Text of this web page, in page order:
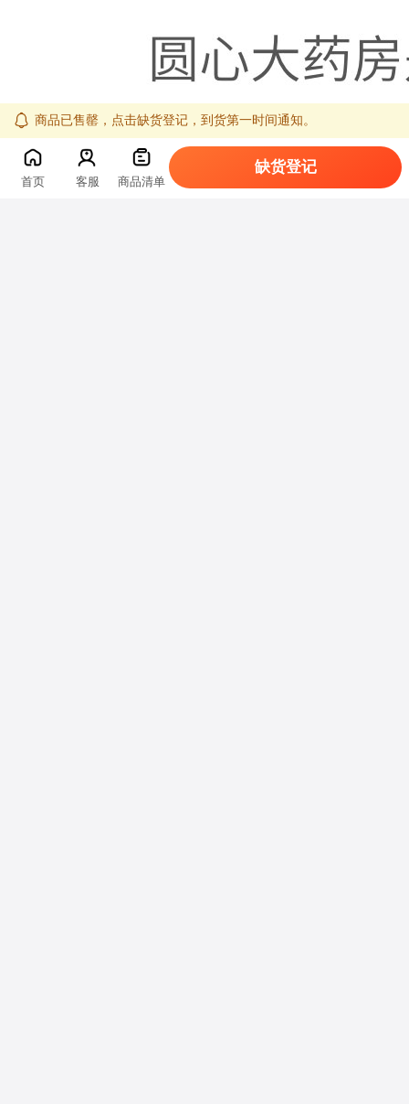
商品已售罄，点击缺货登记，到货第一时间通知。
首页 客服 商品清单
缺货登记